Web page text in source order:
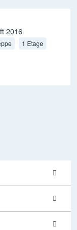
2016
1 Etage